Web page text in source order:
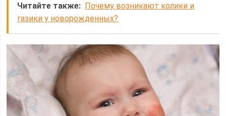
Читайте также: Почему возникают колики и
газики у новорожденных?